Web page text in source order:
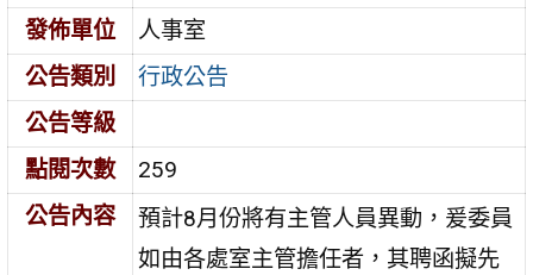
發佈單位
人事室
公告類別
行政公告
公告等級
點閱次數
259
公告內容
預計8月份將有主管人員異動，爰委員
如由各處室主管擔任者，其聘函擬先